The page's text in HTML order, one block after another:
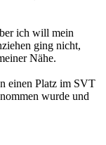
ich will mein
ging nicht,
Nähe.
einen Platz im SVT
wurde und